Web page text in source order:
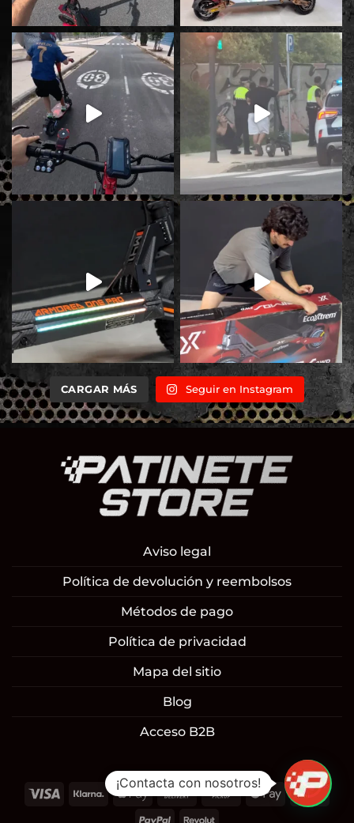
CARGAR MÁS Seguir en Instagram
Aviso legal
Política de devolución y reembolsos
Métodos de pago
Política de privacidad
Mapa del sitio
Blog
Acceso B2B
Visa Klarna
Apple
Cash
Cash
Google
Pay
PayPal Revolut
¡Contacta con nosotros!